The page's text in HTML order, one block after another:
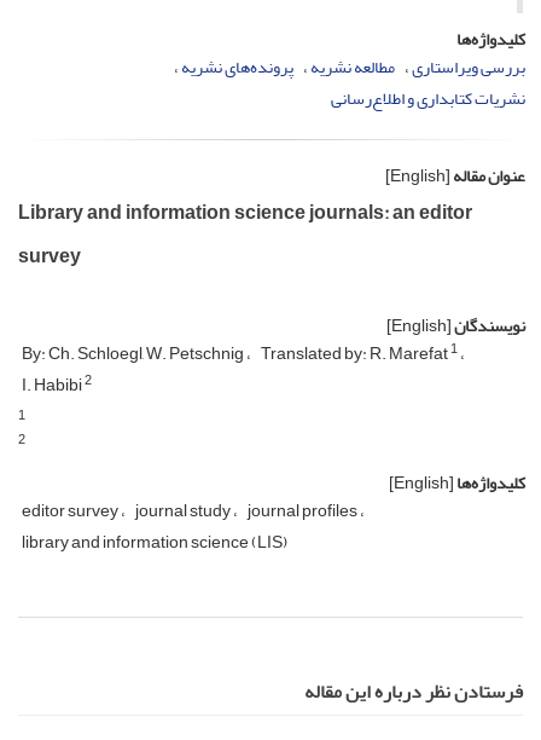
کلیدواژه‌ها
بررسی ویراستاری مطالعه نشریه پرونده‌های نشریه
نشریات کتابداری و اطلاع‌رسانی
عنوان مقاله[English]
Library and information science journals: an editor
survey
نویسندگان[English]
By: Ch. Schloegl, W. Petschnig Translated by: R. Marefat1
I. Habibi2
1
2
کلیدواژه‌ها[English]
editor survey journal study journal profiles
library and information science (LIS)
فرستادن نظر درباره این مقاله